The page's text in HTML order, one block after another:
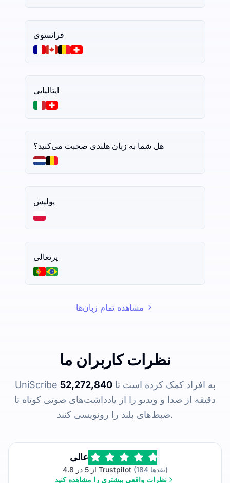
فرانسوی
ایتالیایی
هل شما به زبان هلندی صحبت می‌کنید؟
پولیش
پرتغالی
مشاهده تمام زبان‌ها
نظرات کاربران ما
UniScribe به افراد کمک کرده است تا52,272,840
دقیقه از صدا و ویدیو را از یادداشت‌های صوتی کوتاه تا
ضبط‌های بلند را رونویسی کنند.
عالی
4.8 از 5 در Trustpilot
(184 نقدها)
نظرات واقعی بیشتری را مشاهده کنید